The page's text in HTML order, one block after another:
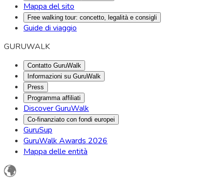
Mappa del sito
Free walking tour: concetto, legalità e consigli
Guide di viaggio
GURUWALK
Contatto GuruWalk
Informazioni su GuruWalk
Press
Programma affiliati
Discover GuruWalk
Co-finanziato con fondi europei
GuruSup
GuruWalk Awards 2026
Mappa delle entità